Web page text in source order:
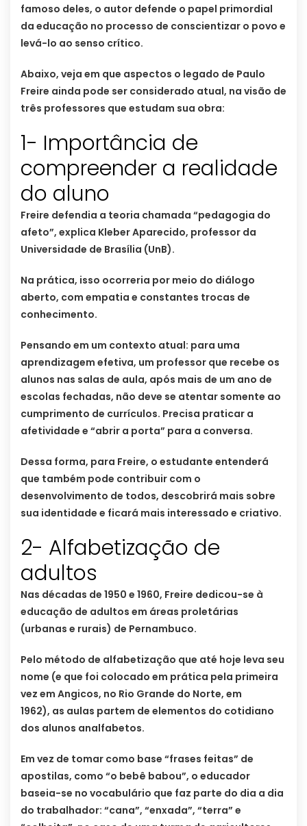
famoso deles, o autor defende o papel primordial
da educação no processo de conscientizar o povo e
levá-lo ao senso crítico.
Abaixo, veja em que aspectos o legado de Paulo
Freire ainda pode ser considerado atual, na visão de
três professores que estudam sua obra:
1- Importância de
compreender a realidade
do aluno
Freire defendia a teoria chamada “pedagogia do
afeto”, explica Kleber Aparecido, professor da
Universidade de Brasília (UnB).
Na prática, isso ocorreria por meio do diálogo
aberto, com empatia e constantes trocas de
conhecimento.
Pensando em um contexto atual: para uma
aprendizagem efetiva, um professor que recebe os
alunos nas salas de aula, após mais de um ano de
escolas fechadas, não deve se atentar somente ao
cumprimento de currículos. Precisa praticar a
afetividade e “abrir a porta” para a conversa.
Dessa forma, para Freire, o estudante entenderá
que também pode contribuir com o
desenvolvimento de todos, descobrirá mais sobre
sua identidade e ficará mais interessado e criativo.
2- Alfabetização de
adultos
Nas décadas de 1950 e 1960, Freire dedicou-se à
educação de adultos em áreas proletárias
(urbanas e rurais) de Pernambuco.
Pelo método de alfabetização que até hoje leva seu
nome (e que foi colocado em prática pela primeira
vez em Angicos, no Rio Grande do Norte, em
1962), as aulas partem de elementos do cotidiano
dos alunos analfabetos.
Em vez de tomar como base “frases feitas” de
apostilas, como “o bebê babou”, o educador
baseia-se no vocabulário que faz parte do dia a dia
do trabalhador: “cana”, “enxada”, “terra” e